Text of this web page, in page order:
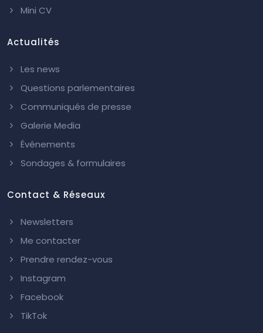
Mini CV
Actualités
Les news
Questions parlementaires
Communiqués de presse
Galerie Media
Événements
Sondages & formulaires
Contact & Réseaux
Newsletters
Me contacter
Prendre rendez-vous
Instagram
Facebook
TikTok